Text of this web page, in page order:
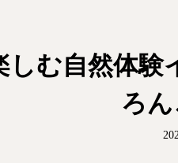
しむ自然体
ろん